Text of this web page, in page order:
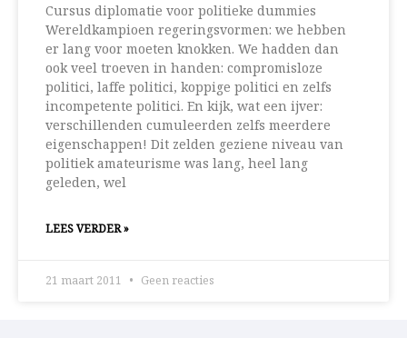
Cursus diplomatie voor politieke dummies
Wereldkampioen regeringsvormen: we hebben
er lang voor moeten knokken. We hadden dan
ook veel troeven in handen: compromisloze
politici, laffe politici, koppige politici en zelfs
incompetente politici. En kijk, wat een ijver:
verschillenden cumuleerden zelfs meerdere
eigenschappen! Dit zelden geziene niveau van
politiek amateurisme was lang, heel lang
geleden, wel
LEES VERDER »
21 maart 2011 Geen reacties